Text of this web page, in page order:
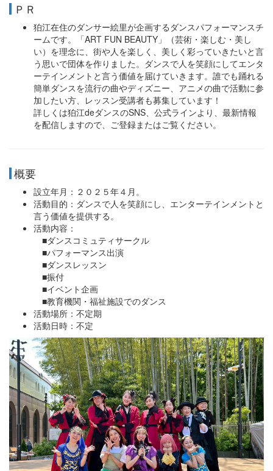
ＰＲ
狛江在住のダンサー絵里が企画するダンスパフォーマンスチ
ームです。「ART FUN BEAUTY」（芸術・楽しむ・美し
い）を理念に、街や人を楽しく、美しく彩っていきたいと言
う思いで団体を作りました。ダンスで人を笑顔にしてエンタ
ーテインメントと言う価値を届けていきます。誰でも踊れる
簡単ダンスを流行の曲やディズニー、アニメの曲で活動に参
加したい方、レッスン受講者も募集しています！
詳しくは狛江deダンスのSNS、公式ラインより、最新情報
を配信しますので、ご登録またはご覧ください。
概要
設立年月：２０２５年４月。
活動目的：ダンスで人を笑顔にし、エンターテインメントと
言う価値を提供する。
活動内容：
■ダンスコミュティサークル
■パフォーマンス出演
■ダンスレッスン
■振付
■イベント企画
■教育機関・福祉施設でのダンス
活動場所：不定期
活動日時：不定